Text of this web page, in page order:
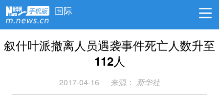
国际
叙什叶派撤离人员遇袭事件死亡人数升至
112人
2017-04-16 来源： 新华社